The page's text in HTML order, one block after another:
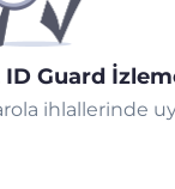
Guard
ihlallerinde